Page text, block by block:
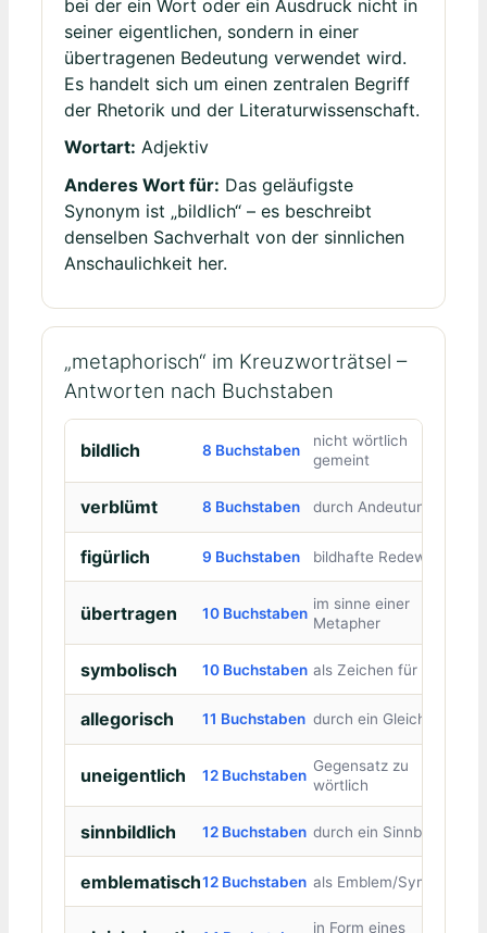
bei der ein Wort oder ein Ausdruck nicht in
seiner eigentlichen, sondern in einer
übertragenen Bedeutung verwendet wird.
Es handelt sich um einen zentralen Begriff
der Rhetorik und der Literaturwissenschaft.
Wortart: Adjektiv
Anderes Wort für: Das geläufigste
Synonym ist „bildlich“ – es beschreibt
denselben Sachverhalt von der sinnlichen
Anschaulichkeit her.
„metaphorisch“ im Kreuzworträtsel –
Antworten nach Buchstaben
bildlich 8 Buchstaben
nicht wörtlich
gemeint
verblümt 8 Buchstaben durch Andeutungen
figürlich 9 Buchstaben bildhafte Redeweise
übertragen 10 Buchstaben
im sinne einer
Metapher
symbolisch 10 Buchstaben als Zeichen für etwas
allegorisch 11 Buchstaben durch ein Gleichnis
uneigentlich 12 Buchstaben
Gegensatz zu
wörtlich
sinnbildlich 12 Buchstaben durch ein Sinnbild
emblematisch12 Buchstaben als Emblem/Symbol
in Form eines